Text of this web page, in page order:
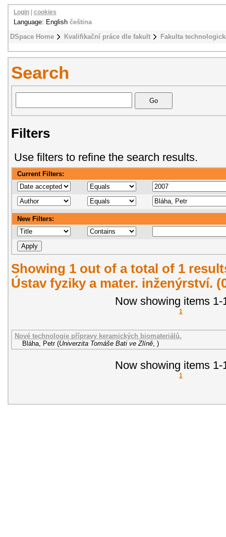
DSpace Home Kvalifikační práce dle fakult Fakulta
Login cookies
Language: English čeština
Search
Filters
Use filters to refine the search results.
Current Filters:
New Filters:
Showing 1 out of a total of 1
Ústav fyziky a mater. inženýrství.
Now showing items 1-
1
Nové technologie přípravy keramických biomateriálů.
Bláha, Petr (Univerzita Tomáše Bati ve Zlíně )
Now showing items 1-
1